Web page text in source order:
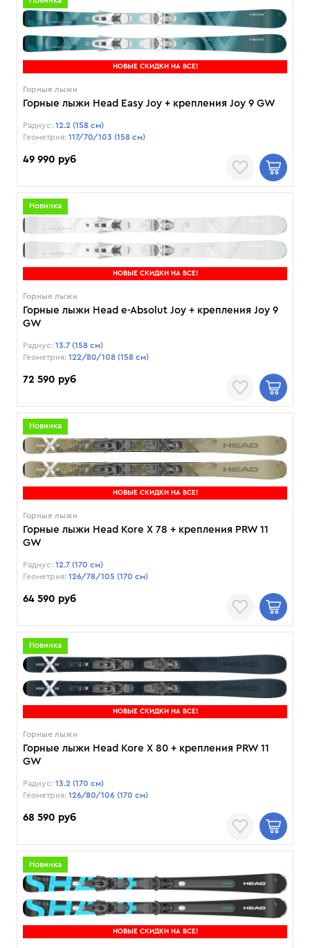
НОВЫЕ СКИДКИ НА ВСЕ!
Горные лыжи
Горные лыжи Head Easy Joy + крепления Joy 9 GW
Радиус: 12.2 (158 см)
Геометрия: 117/70/103 (158 см)
49 990 руб
Новинка
НОВЫЕ СКИДКИ НА ВСЕ!
Горные лыжи
Горные лыжи Head e-Absolut Joy + крепления Joy 9
GW
Радиус: 13.7 (158 см)
Геометрия: 122/80/108 (158 см)
72 590 руб
Новинка
НОВЫЕ СКИДКИ НА ВСЕ!
Горные лыжи
Горные лыжи Head Kore X 78 + крепления PRW 11
GW
Радиус: 12.7 (170 см)
Геометрия: 126/78/105 (170 см)
64 590 руб
Новинка
НОВЫЕ СКИДКИ НА ВСЕ!
Горные лыжи
Горные лыжи Head Kore X 80 + крепления PRW 11
GW
Радиус: 13.2 (170 см)
Геометрия: 126/80/106 (170 см)
68 590 руб
Новинка
НОВЫЕ СКИДКИ НА ВСЕ!